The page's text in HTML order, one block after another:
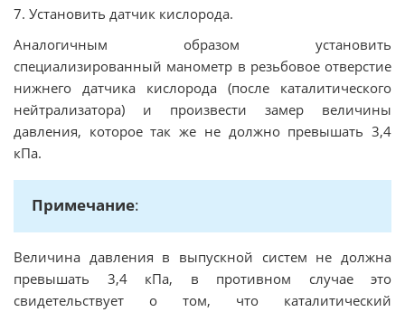
7. Установить датчик кислорода.
Аналогичным образом установить
специализированный манометр в резьбовое отверстие
нижнего датчика кислорода (после каталитического
нейтрализатора) и произвести замер величины
давления, которое так же не должно превышать 3,4
кПа.
Примечание:
Величина давления в выпускной систем не должна
превышать 3,4 кПа, в противном случае это
свидетельствует о том, что каталитический